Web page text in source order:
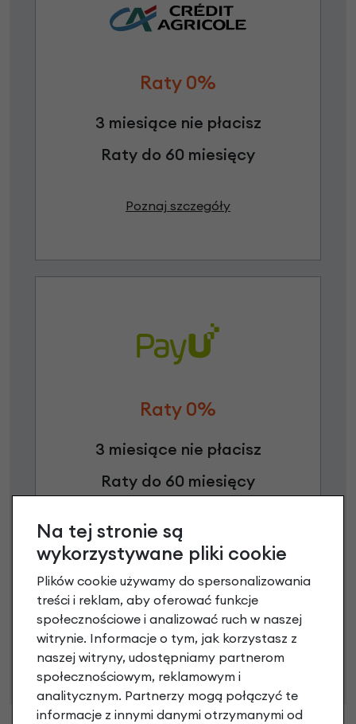
Raty 0%
3 miesiące nie płacisz
Raty do 60 miesięcy
Poznaj szczegóły
Raty 0%
3 miesiące nie płacisz
Raty do 60 miesięcy
Poznaj szczegóły
Niniejsza propozycja nie stanowi oferty w rozumieniu art.
66 Kodeksu Cywilnego. Ostateczna decyzja o warunkach
i przyznaniu kredytu zostanie podjęta po ocenie
zdolności kredytowej.
Na tej stronie są
wykorzystywane pliki cookie
Plików cookie używamy do spersonalizowania
treści i reklam, aby oferować funkcje
społecznościowe i analizować ruch w naszej
witrynie. Informacje o tym, jak korzystasz z
naszej witryny, udostępniamy partnerom
społecznościowym, reklamowym i
analitycznym. Partnerzy mogą połączyć te
informacje z innymi danymi otrzymanymi od